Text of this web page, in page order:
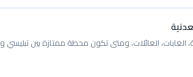
الغابات، العائلات، ومتى تكون محطة ممتازة بين تبليسي